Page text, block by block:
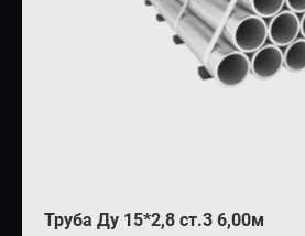
Труба Ду 15*2,8 ст.3 6,00м